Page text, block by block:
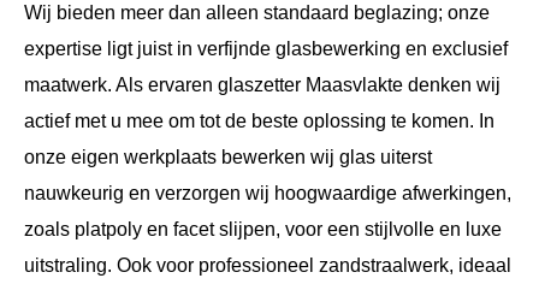
Wij bieden meer dan alleen standaard beglazing; onze
expertise ligt juist in verfijnde glasbewerking en exclusief
maatwerk. Als ervaren glaszetter Maasvlakte denken wij
actief met u mee om tot de beste oplossing te komen. In
onze eigen werkplaats bewerken wij glas uiterst
nauwkeurig en verzorgen wij hoogwaardige afwerkingen,
zoals platpoly en facet slijpen, voor een stijlvolle en luxe
uitstraling. Ook voor professioneel zandstraalwerk, ideaal